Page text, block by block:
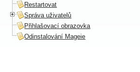
Restartovat
Správa uživatelů
Přihlašovací obrazovka
Odinstalování Mageie